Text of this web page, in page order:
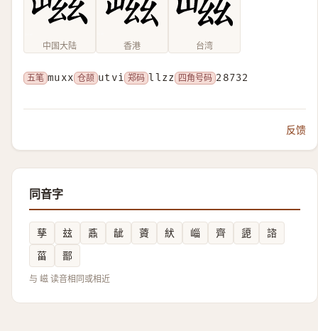
中国大陆 香港 台湾
五笔 muxx 仓颉 utvi 郑码 llzz 四角号码 28732
反馈
同音字
孳 玆 鼒 龇 薋 紎 崰 齊 頾
諮
菑
鄑
与 嵫 读音相同或相近